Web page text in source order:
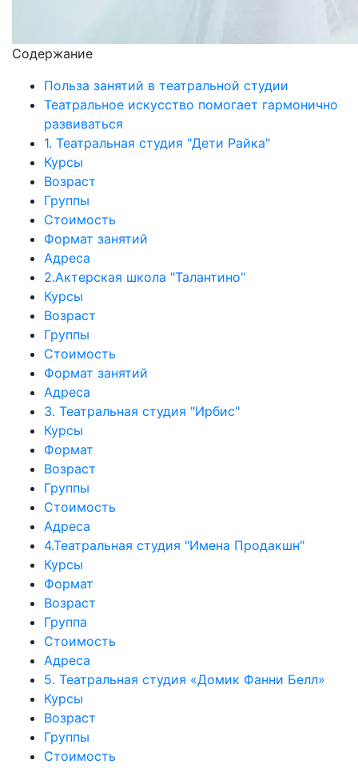
Содержание
Польза занятий в театральной студии
Театральное искусство помогает гармонично
развиваться
1. Театральная студия "Дети Райка"
Курсы
Возраст
Группы
Стоимость
Формат занятий
Адреса
2.Актерская школа "Талантино"
Курсы
Возраст
Группы
Стоимость
Формат занятий
Адреса
3. Театральная студия "Ирбис"
Курсы
Формат
Возраст
Группы
Стоимость
Адреса
4.Театральная студия "Имена Продакшн"
Курсы
Формат
Возраст
Группа
Стоимость
Адреса
5. Театральная студия «Домик Фанни Белл»
Курсы
Возраст
Группы
Стоимость